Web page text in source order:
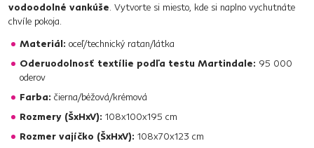
vodoodolné vankúše. Vytvorte si miesto, kde si naplno vychutnáte
chvíle pokoja.
Materiál: oceľ/technický ratan/látka
Oderuodolnosť textílie podľa testu Martindale: 95 000
oderov
Farba: čierna/béžová/krémová
Rozmery (ŠxHxV): 108x100x195 cm
Rozmer vajíčko (ŠxHxV): 108x70x123 cm